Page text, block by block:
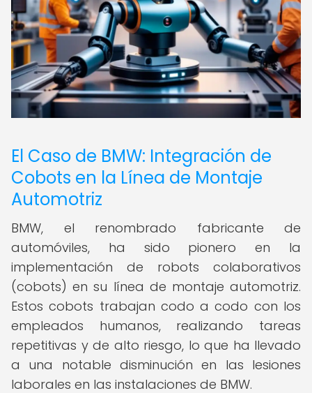
El Caso de BMW: Integración de
Cobots en la Línea de Montaje
Automotriz
BMW, el renombrado fabricante de
automóviles, ha sido pionero en la
implementación de robots colaborativos
(cobots) en su línea de montaje automotriz.
Estos cobots trabajan codo a codo con los
empleados humanos, realizando tareas
repetitivas y de alto riesgo, lo que ha llevado
a una notable disminución en las lesiones
laborales en las instalaciones de BMW.